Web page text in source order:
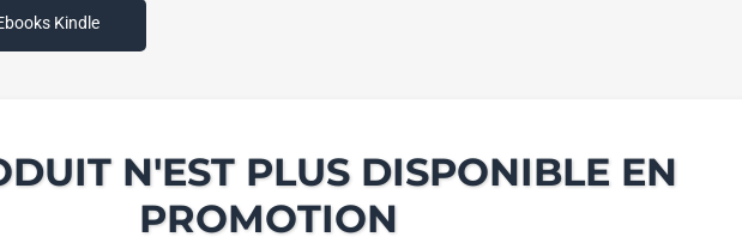
Kindle
N'EST PLUS DISPONIBLE EN
PROMOTION